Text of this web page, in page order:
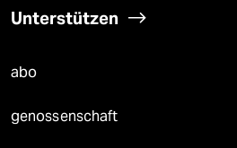
Unterstützen
abo
genossenschaft